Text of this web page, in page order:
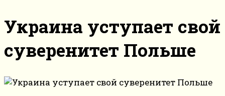
Украина уступает свой
суверенитет Польше